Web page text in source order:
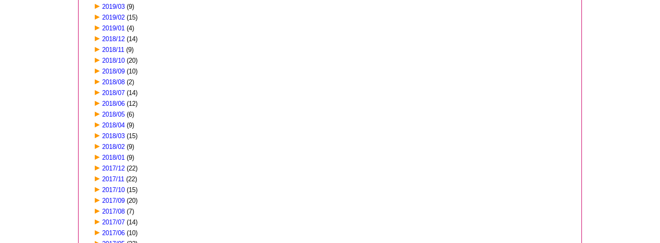
2019/03 (9)
2019/02 (15)
2019/01 (4)
2018/12 (14)
2018/11 (9)
2018/10 (20)
2018/09 (10)
2018/08 (2)
2018/07 (14)
2018/06 (12)
2018/05 (6)
2018/04 (9)
2018/03 (15)
2018/02 (9)
2018/01 (9)
2017/12 (22)
2017/11 (22)
2017/10 (15)
2017/09 (20)
2017/08 (7)
2017/07 (14)
2017/06 (10)